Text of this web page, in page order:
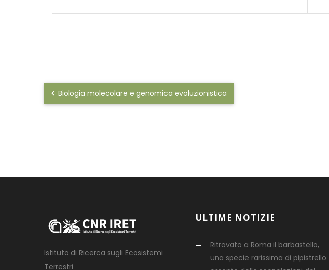
Biologia molecolare e genomica evoluzionistica
Istituto di Ricerca sugli Ecosistemi
Terrestri
ULTIME NOTIZIE
Ritrovato a Roma il barbastello,
una specie rarissima di pipistrello